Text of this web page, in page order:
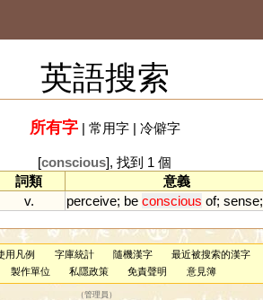
英語搜索
所有字| 常用字| 冷僻字
[conscious], 找到 1 個
詞類
意義
v. perceive; be conscious of; sense;
用凡例 字庫統計 隨機漢字
最近被搜索的漢字
製作單位 私隱政策 免責聲明 意見簿
（管理員 ）